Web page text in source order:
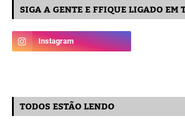
SIGA A GENTE E FFIQUE LIGADO EM
TODOS ESTÃO LENDO